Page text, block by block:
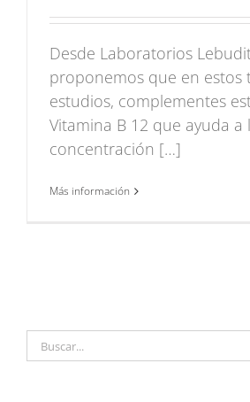
Desde Laboratorios
proponemos que en estos
estudios, complementes
Vitamina B 12 que ayuda a
concentración […]
Más información
Buscar: